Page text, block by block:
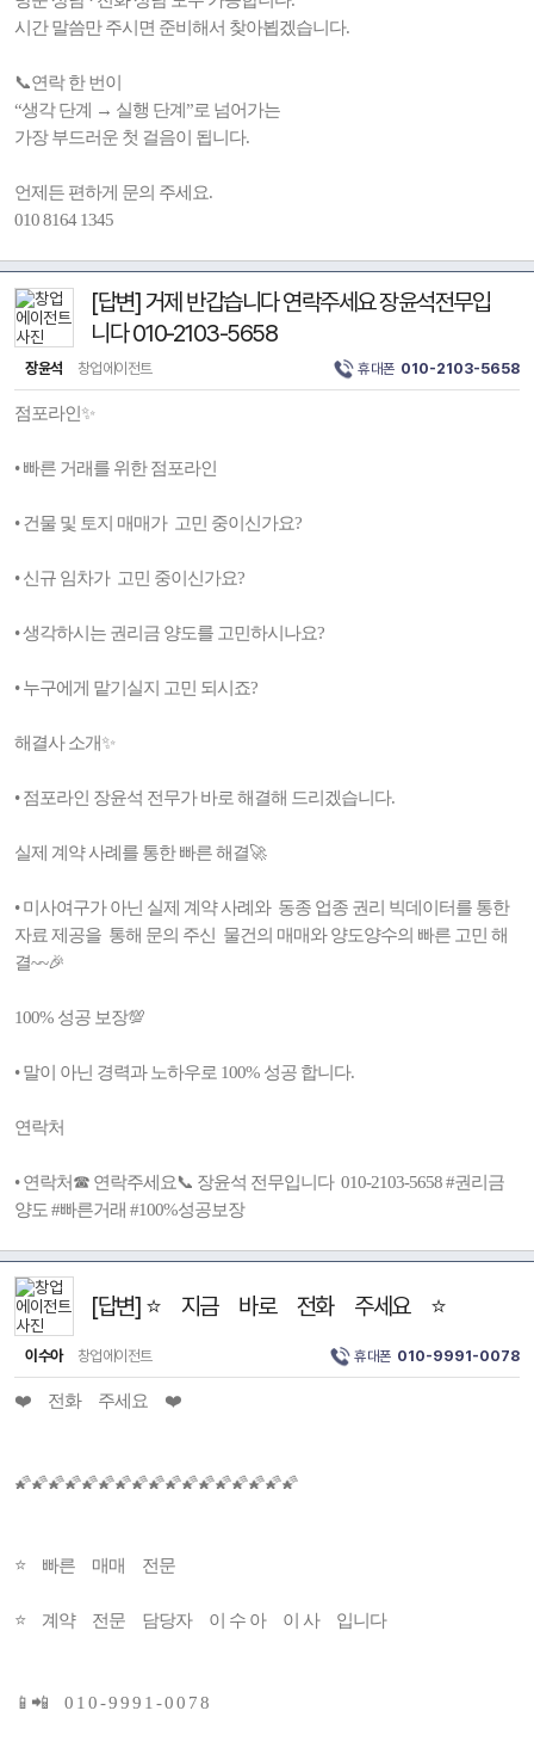
시간 말씀만 주시면 준비해서 찾아뵙겠습니다.
📞연락 한 번이
“생각 단계 → 실행 단계”로 넘어가는
가장 부드러운 첫 걸음이 됩니다.
언제든 편하게 문의 주세요.
010 8164 1345
[답변] 거제 반갑습니다 연락주세요 장윤석전무입
니다 010-2103-5658
장윤석 창업에이전트 휴대폰 010-2103-5658
점포라인✨
• 빠른 거래를 위한 점포라인
• 건물 및 토지 매매가 고민 중이신가요?
• 신규 임차가 고민 중이신가요?
• 생각하시는 권리금 양도를 고민하시나요?
• 누구에게 맡기실지 고민 되시죠?
해결사 소개✨
• 점포라인 장윤석 전무가 바로 해결해 드리겠습니다.
실제 계약 사례를 통한 빠른 해결🚀
• 미사여구가 아닌 실제 계약 사례와 동종 업종 권리 빅데이터를 통한
자료 제공을 통해 문의 주신 물건의 매매와 양도양수의 빠른 고민 해
결~~🎉
100% 성공 보장💯
• 말이 아닌 경력과 노하우로 100% 성공 합니다.
연락처
• 연락처☎ 연락주세요📞 장윤석 전무입니다 010-2103-5658 #권리금
양도 #빠른거래 #100%성공보장
[답변] ⭐ 지금 바로 전화 주세요 ⭐
이수아 창업에이전트 휴대폰 010-9991-0078
❤️ 전화 주세요 ❤️
🌠🌠🌠🌠🌠🌠🌠🌠🌠🌠🌠🌠🌠🌠🌠🌠🌠
⭐ 빠른 매매 전문
⭐ 계약 전문 담당자 이 수 아 이 사 입니다
📱📲 0 1 0 - 9 9 9 1 - 0 0 7 8